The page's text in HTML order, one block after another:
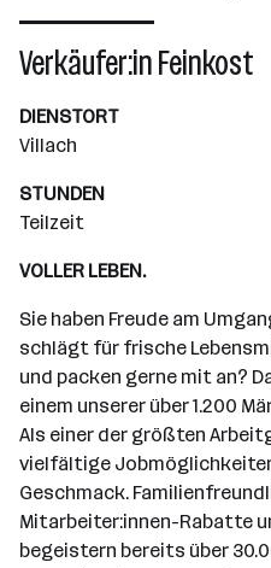
10000+ Mitarbeiter*innen
Wiener Neudorf
Verkäufer:in Feinkost
DIENSTORT
Villach
STUNDEN
Teilzeit
VOLLER LEBEN.
Sie haben Freude am
schlägt für frische
und packen gerne mit an?
einem unserer über 1.200
Als einer der größten
vielfältige
Geschmack.
Mitarbeiter:innen-Rabatte
begeistern bereits über